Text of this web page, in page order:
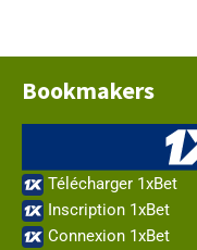
Bookmakers
Télécharger 1xBet
Inscription 1xBet
Connexion 1xBet